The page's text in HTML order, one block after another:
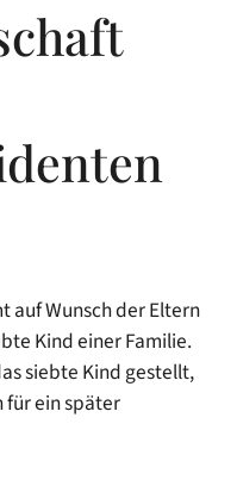
auf Wunsch der Eltern
Kind einer Familie.
siebte Kind gestellt,
für ein später